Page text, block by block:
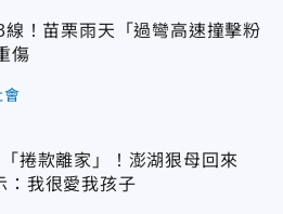
線！苗栗雨天「過彎高速撞擊粉
傷
會
捲款離家」！澎湖狠母回來
：我很愛我孩子